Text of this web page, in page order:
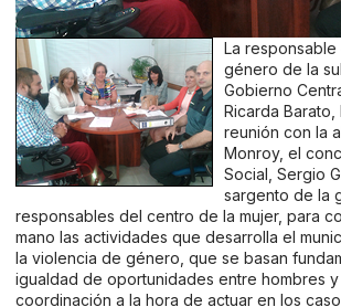
La
género de la
Gobierno
Ricarda Barato,
reunión con la
Monroy, el
Social, Sergio
sargento de la
responsables del centro de la mujer, para
mano las actividades que desarrolla el
la violencia de género, que se basan
igualdad de oportunidades entre hombres y
coordinación a la hora de actuar en los